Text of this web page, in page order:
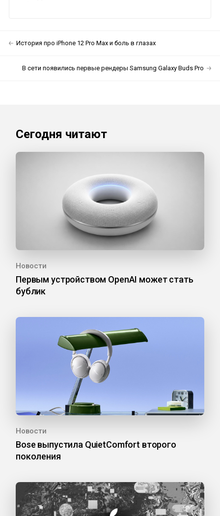
История про iPhone 12 Pro Max и боль в глазах
В сети появились первые рендеры Samsung Galaxy Buds Pro
Сегодня читают
Новости
Первым устройством OpenAI может стать
бублик
Новости
Bose выпустила QuietComfort второго
поколения